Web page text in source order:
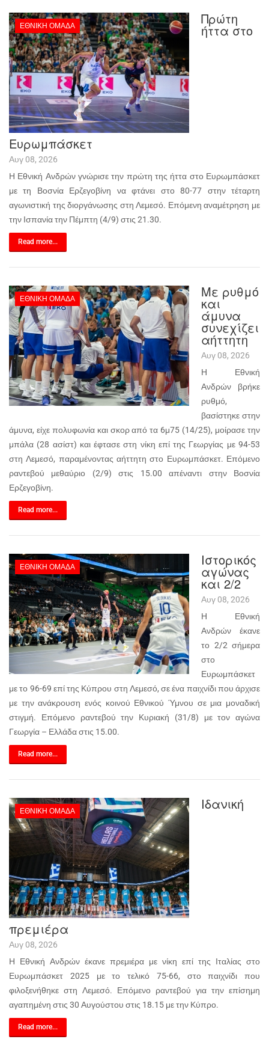
ΕΘΝΙΚΉ ΟΜΆΔΑ Πρώτη
ήττα στο
Ευρωμπάσκετ
Αυγ 08, 2026
Η Εθνική Ανδρών γνώρισε την πρώτη της ήττα στο Ευρωμπάσκετ
με τη Βοσνία Ερζεγοβίνη να φτάνει στο 80-77 στην τέταρτη
αγωνιστική της διοργάνωσης στη Λεμεσό. Επόμενη αναμέτρηση με
την Ισπανία την Πέμπτη (4/9) στις 21.30.
Read more...
ΕΘΝΙΚΉ ΟΜΆΔΑ Με ρυθμό
και
άμυνα
συνεχίζει
αήττητη
Αυγ 08, 2026
Η Εθνική
Ανδρών βρήκε
ρυθμό,
βασίστηκε στην
άμυνα, είχε πολυφωνία και σκορ από τα 6μ75 (14/25), μοίρασε την
μπάλα (28 ασίστ) και έφτασε στη νίκη επί της Γεωργίας με 94-53
στη Λεμεσό, παραμένοντας αήττητη στο Ευρωμπάσκετ. Επόμενο
ραντεβού μεθαύριο (2/9) στις 15.00 απέναντι στην Βοσνία
Ερζεγοβίνη.
Read more...
ΕΘΝΙΚΉ ΟΜΆΔΑ Ιστορικός
αγώνας
και 2/2
Αυγ 08, 2026
Η Εθνική
Ανδρών έκανε
το 2/2 σήμερα
στο
Ευρωμπάσκετ
με το 96-69 επί της Κύπρου στη Λεμεσό, σε ένα παιχνίδι που άρχισε
με την ανάκρουση ενός κοινού Εθνικού Ύμνου σε μια μοναδική
στιγμή. Επόμενο ραντεβού την Κυριακή (31/8) με τον αγώνα
Γεωργία – Ελλάδα στις 15.00.
Read more...
ΕΘΝΙΚΉ ΟΜΆΔΑ Ιδανική
πρεμιέρα
Αυγ 08, 2026
Η Εθνική Ανδρών έκανε πρεμιέρα με νίκη επί της Ιταλίας στο
Ευρωμπάσκετ 2025 με το τελικό 75-66, στο παιχνίδι που
φιλοξενήθηκε στη Λεμεσό. Επόμενο ραντεβού για την επίσημη
αγαπημένη στις 30 Αυγούστου στις 18.15 με την Κύπρο.
Read more...